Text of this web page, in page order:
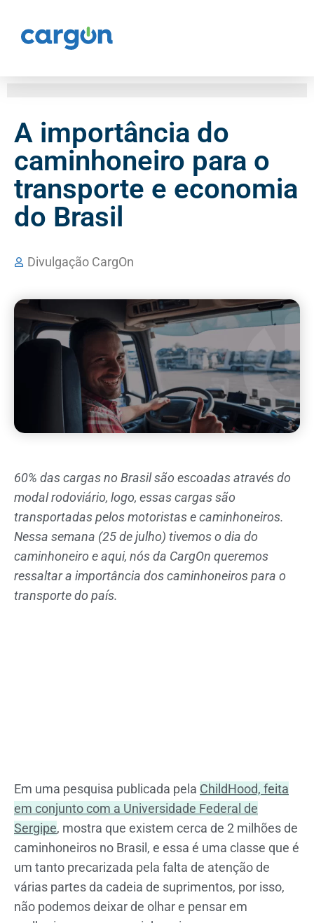
A importância do
caminhoneiro para o
transporte e economia
do Brasil
Divulgação CargOn
60% das cargas no Brasil são escoadas através do
modal rodoviário, logo, essas cargas são
transportadas pelos motoristas e caminhoneiros.
Nessa semana (25 de julho) tivemos o dia do
caminhoneiro e aqui, nós da CargOn queremos
ressaltar a importância dos caminhoneiros para o
transporte do país.
Em uma pesquisa publicada pela ChildHood, feita
em conjunto com a Universidade Federal de
Sergipe, mostra que existem cerca de 2 milhões de
caminhoneiros no Brasil, e essa é uma classe que é
um tanto precarizada pela falta de atenção de
várias partes da cadeia de suprimentos, por isso,
não podemos deixar de olhar e pensar em